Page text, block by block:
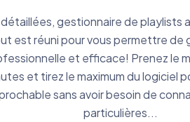
gestionnaire de playlists
est réuni pour vous permettre de
et efficace! Prenez le
et tirez le maximum du logiciel
sans avoir besoin de
particulières...